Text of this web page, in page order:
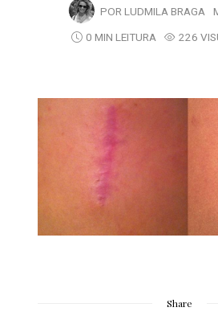
POR LUDMILA BRAGA
0 MIN LEITURA
226
Share